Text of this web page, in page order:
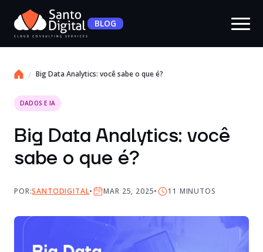
BLOG
Big Data Analytics: você sabe o que é?
DADOS E IA
Big Data Analytics: você
sabe o que é?
POR:SANTODIGITAL MAR 25, 2025 11 MINUTOS